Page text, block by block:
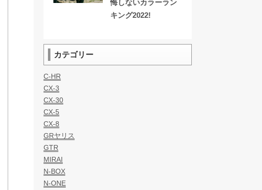
悔しないカラーラン
キング2022!
カテゴリー
C-HR
CX-3
CX-30
CX-5
CX-8
GRヤリス
GTR
MIRAI
N-BOX
N-ONE